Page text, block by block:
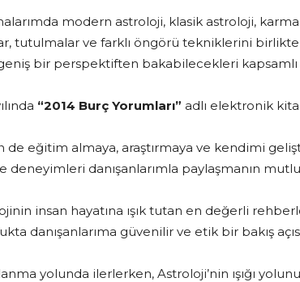
modern astroloji, klasik astroloji,
tutulmalar ve farklı öngörü tekniklerini birlikte
bir perspektiften bakabilecekleri
“2014 Burç Yorumları” adlı elektronik
de eğitim almaya, araştırmaya ve kendimi
deneyimleri danışanlarımla paylaşmanın
insan hayatına ışık tutan en değerli
danışanlarıma güvenilir ve etik bir bakış
yolunda ilerlerken, Astroloji’nin ışığı